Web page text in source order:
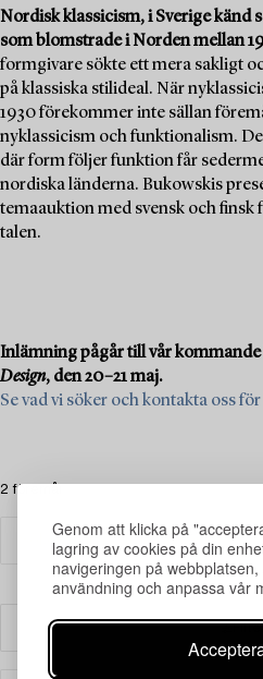
Genom att klicka på
lagring av cookies på din
navigeringen på
användning och anpassa vår
Nordisk klassicism, i Sverige känd
som blomstrade i Norden mellan
formgivare sökte ett mera sakligt
på klassiska stilideal. När
1930 förekommer inte sällan
nyklassicism och funktionalism.
där form följer funktion får
nordiska länderna. Bukowskis
temaauktion med svensk och
talen.
Inlämning pågår till vår
Design, den 20–21 maj.
Se vad vi söker och kontakta oss
2 föremål